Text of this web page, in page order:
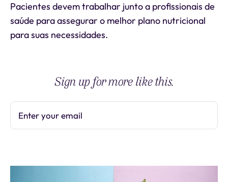
Pacientes devem trabalhar junto a profissionais de
saúde para assegurar o melhor plano nutricional
para suas necessidades.
Sign up for more like this.
Enter your email